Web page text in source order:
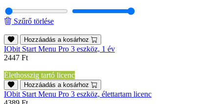
Szűrő törlése
Hozzáadás a kosárhoz
IObit Start Menu Pro 3 eszköz, 1 év
2447 Ft
Élethosszig tartó licenc
Hozzáadás a kosárhoz
IObit Start Menu Pro 3 eszköz, élettartam licenc